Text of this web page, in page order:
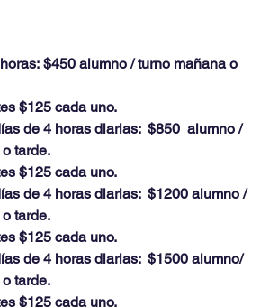
$450 alumno / turno mañana o
$125 cada uno.
de 4 horas diarias:  $850  alumno /
tarde.
$125 cada uno.
de 4 horas diarias:  $1200 alumno /
tarde.
$125 cada uno.
de 4 horas diarias:  $1500 alumno/
tarde.
$125 cada uno.